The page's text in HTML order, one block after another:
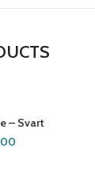
– Svart